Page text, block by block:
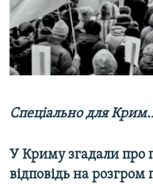
ВІДЕОУРОКИ «ELIFBE»
СВІДЧЕННЯ ОКУПАЦІЇ
УКРАЇНСЬКА ПРОБЛЕМА
Русский
Qırımtatar
Усі сайти RFE/RL
Спеціально для
У Криму згадали про
відповідь на розгром